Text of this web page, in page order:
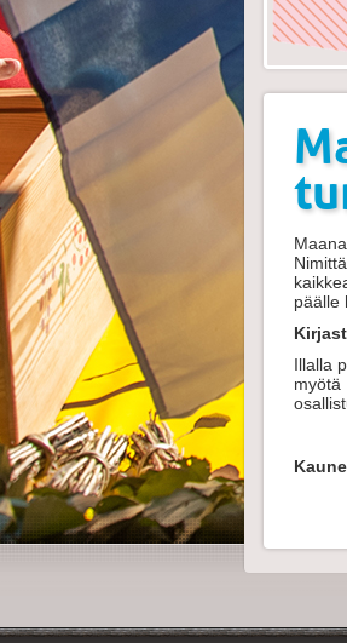
päälle
Illalla
myötä